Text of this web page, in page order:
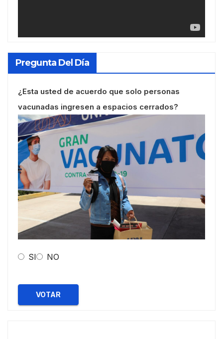
Pregunta Del Día
¿Esta usted de acuerdo que solo personas
vacunadas ingresen a espacios cerrados?
SI NO
VOTAR